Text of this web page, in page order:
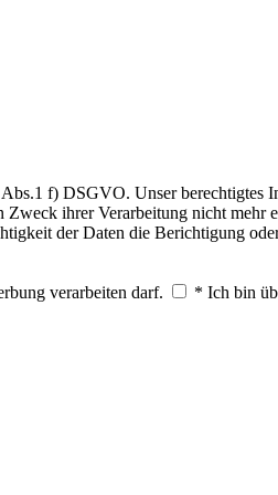
f) DSGVO. Unser berechtigtes
ihrer Verarbeitung nicht mehr
der Daten die Berichtigung
verarbeiten darf.
* Ich bin